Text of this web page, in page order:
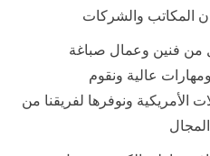
المكاتب والشركات
من فنين وعمال صباغة
عالية ونقوم
الأمريكية ونوفرها لفريقنا من